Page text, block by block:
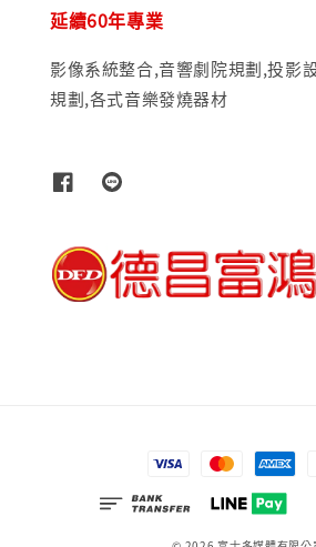
延續60年專業
影像系統整合,音響劇院規劃,投影
規劃,各式音樂發燒器材